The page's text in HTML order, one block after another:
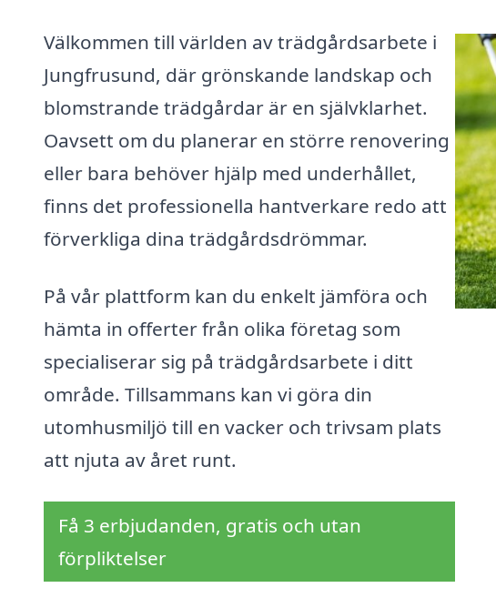
Välkommen till världen av trädgårdsarbete i
Jungfrusund, där grönskande landskap och
blomstrande trädgårdar är en självklarhet.
Oavsett om du planerar en större renovering
eller bara behöver hjälp med underhållet,
finns det professionella hantverkare redo att
förverkliga dina trädgårdsdrömmar.
På vår plattform kan du enkelt jämföra och
hämta in offerter från olika företag som
specialiserar sig på trädgårdsarbete i ditt
område. Tillsammans kan vi göra din
utomhusmiljö till en vacker och trivsam plats
att njuta av året runt.
Få 3 erbjudanden, gratis och utan
förpliktelser